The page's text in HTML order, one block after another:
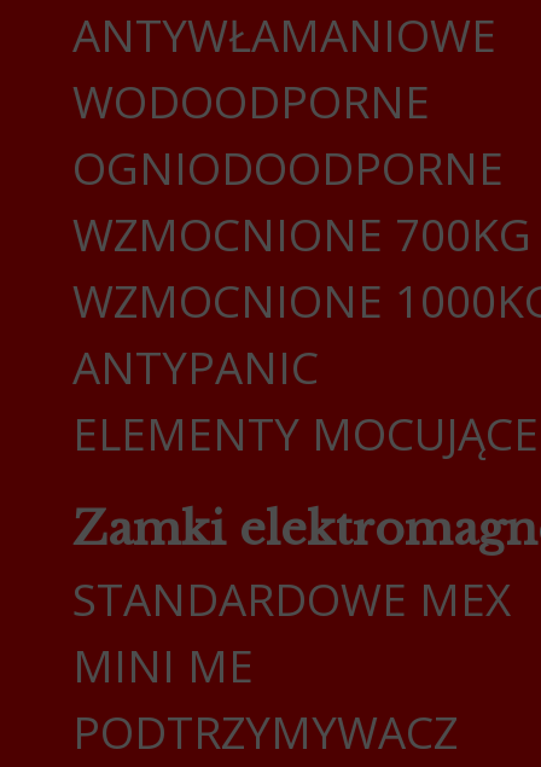
ANTYWŁAMANIOWE
WODOODPORNE
OGNIODOODPORNE
WZMOCNIONE 700KG
WZMOCNIONE
ANTYPANIC
ELEMENTY MOCUJĄCE
Zamki
STANDARDOWE MEX
MINI ME
PODTRZYMYWACZ